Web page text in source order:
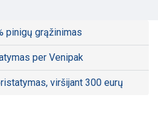
pinigų grąžinimas
per Venipak
viršijant 300 eurų